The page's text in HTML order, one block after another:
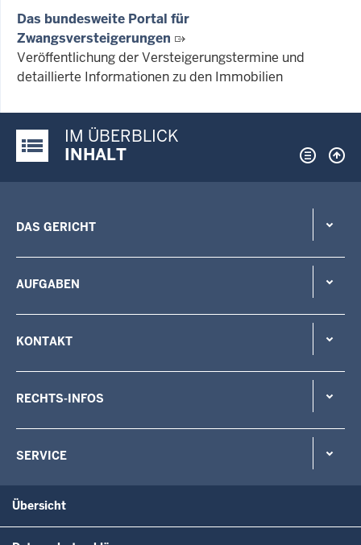
Das bundesweite Portal für
Zwangsversteigerungen
Veröffentlichung der Versteigerungstermine und
detaillierte Informationen zu den Immobilien
Justiz-Portal im Überblick:
IM ÜBERBLICK
INHALT
DAS GERICHT
AUFGABEN
KONTAKT
RECHTS-INFOS
SERVICE
Übersicht